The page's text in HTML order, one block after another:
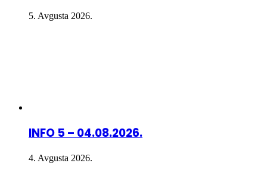
5. Avgusta 2026.
INFO 5 – 04.08.2026.
4. Avgusta 2026.